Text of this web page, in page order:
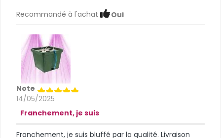
Recommandé à l'achat Oui
Note
14/05/2025
Franchement, je suis
Franchement, je suis bluffé par la qualité. Livraison